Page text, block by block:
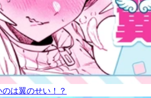
は翼のせい！？